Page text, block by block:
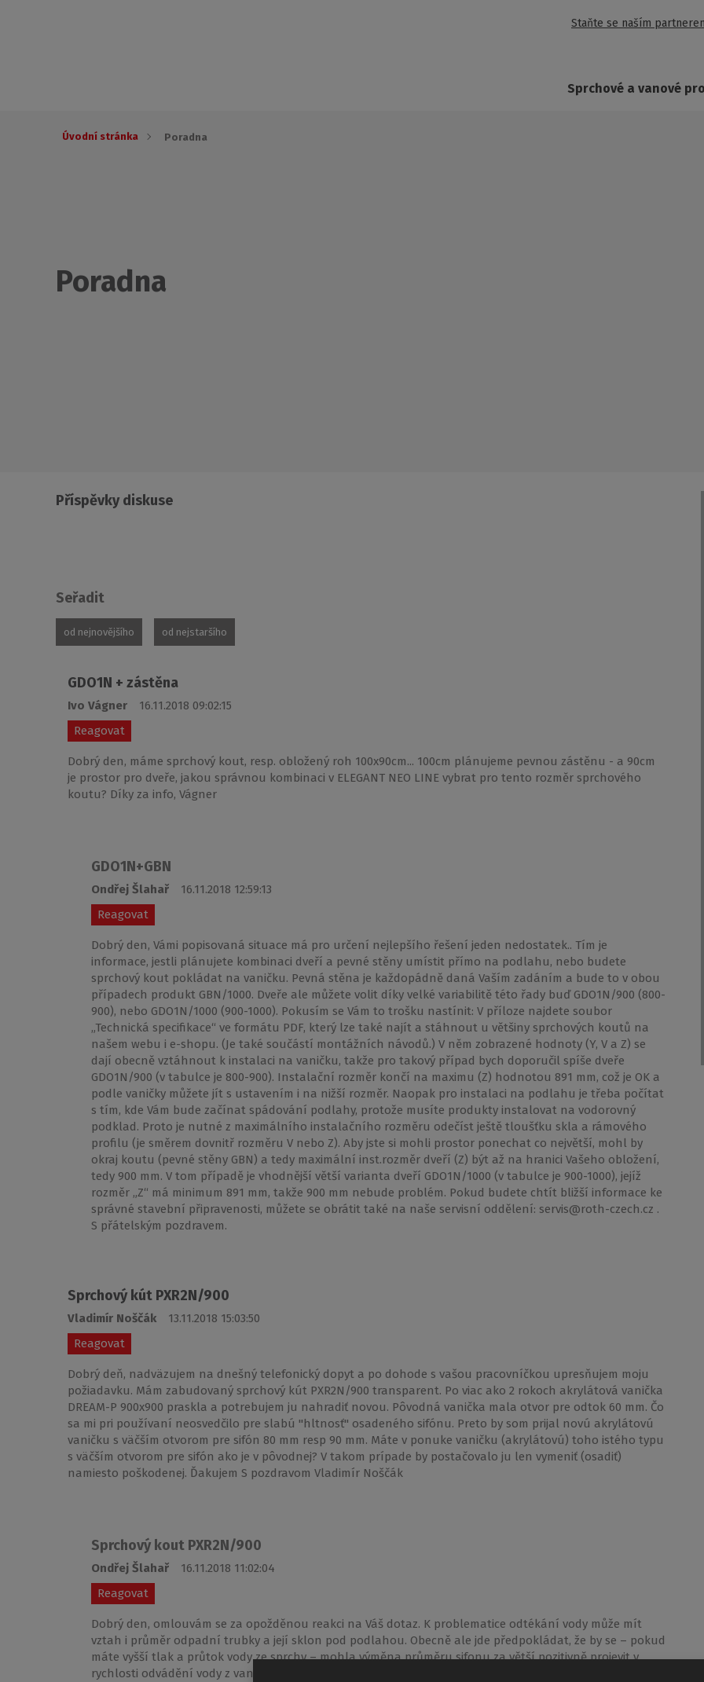
Staňte se naším
Sprchové a vanové
Úvodní stránka Poradna
Poradna
Příspěvky diskuse
Seřadit
od nejnovějšího od nejstaršího
GDO1N + zástěna
Ivo Vágner
16.11.2018 09:02:15
Reagovat
Dobrý den, máme sprchový kout, resp. obložený roh 100x90cm... 100cm plánujeme pevnou zástěnu - a 90cm
je prostor pro dveře, jakou správnou kombinaci v ELEGANT NEO LINE vybrat pro tento rozměr sprchového
koutu? Díky za info, Vágner
GDO1N+GBN
Ondřej Šlahař
16.11.2018 12:59:13
Reagovat
Dobrý den, Vámi popisovaná situace má pro určení nejlepšího řešení jeden nedostatek.. Tím je
informace, jestli plánujete kombinaci dveří a pevné stěny umístit přímo na podlahu, nebo budete
sprchový kout pokládat na vaničku. Pevná stěna je každopádně daná Vaším zadáním a bude to v obou
případech produkt GBN/1000. Dveře ale můžete volit díky velké variabilitě této řady buď GDO1N/900 (800-
900), nebo GDO1N/1000 (900-1000). Pokusím se Vám to trošku nastínit: V příloze najdete soubor
„Technická specifikace“ ve formátu PDF, který lze také najít a stáhnout u většiny sprchových koutů na
našem webu i e-shopu. (Je také součástí montážních návodů.) V něm zobrazené hodnoty (Y, V a Z) se
dají obecně vztáhnout k instalaci na vaničku, takže pro takový případ bych doporučil spíše dveře
GDO1N/900 (v tabulce je 800-900). Instalační rozměr končí na maximu (Z) hodnotou 891 mm, což je OK a
podle vaničky můžete jít s ustavením i na nižší rozměr. Naopak pro instalaci na podlahu je třeba počítat
s tím, kde Vám bude začínat spádování podlahy, protože musíte produkty instalovat na vodorovný
podklad. Proto je nutné z maximálního instalačního rozměru odečíst ještě tloušťku skla a rámového
profilu (je směrem dovnitř rozměru V nebo Z). Aby jste si mohli prostor ponechat co největší, mohl by
okraj koutu (pevné stěny GBN) a tedy maximální inst.rozměr dveří (Z) být až na hranici Vašeho obložení,
tedy 900 mm. V tom případě je vhodnější větší varianta dveří GDO1N/1000 (v tabulce je 900-1000), jejíž
rozměr „Z“ má minimum 891 mm, takže 900 mm nebude problém. Pokud budete chtít bližší informace ke
správné stavební připravenosti, můžete se obrátit také na naše servisní oddělení: servis@roth-czech.cz .
S přátelským pozdravem.
Sprchový kút PXR2N/900
Vladimír Noščák
13.11.2018 15:03:50
Reagovat
Dobrý deň, nadväzujem na dnešný telefonický dopyt a po dohode s vašou pracovníčkou upresňujem moju
požiadavku. Mám zabudovaný sprchový kút PXR2N/900 transparent. Po viac ako 2 rokoch akrylátová vanička
DREAM-P 900x900 praskla a potrebujem ju nahradiť novou. Pôvodná vanička mala otvor pre odtok 60 mm. Čo
sa mi pri používaní neosvedčilo pre slabú "hltnosť" osadeného sifónu. Preto by som prijal novú akrylátovú
vaničku s väčším otvorom pre sifón 80 mm resp 90 mm. Máte v ponuke vaničku (akrylátovú) toho istého typu
s väčším otvorom pre sifón ako je v pôvodnej? V takom prípade by postačovalo ju len vymeniť (osadiť)
namiesto poškodenej. Ďakujem S pozdravom Vladimír Noščák
Sprchový kout PXR2N/900
Ondřej Šlahař
16.11.2018 11:02:04
Reagovat
Dobrý den, omlouvám se za opožděnou reakci na Váš dotaz. K problematice odtékání vody může mít
vztah i průměr odpadní trubky a její sklon pod podlahou. Obecně ale jde předpokládat, že by se – pokud
máte vyšší tlak a průtok vody ze sprchy – mohla výměna průměru sifonu za větší pozitivně projevit v
rychlosti odvádění vody z vaničky. V takovém případě Vám ale nemohu nabídnout vaničku stejného